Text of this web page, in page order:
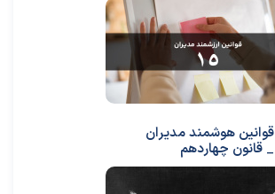
قوانین هوشمند مدیران
_ قانون چهاردهم